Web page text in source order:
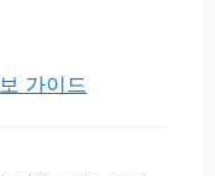
가이드